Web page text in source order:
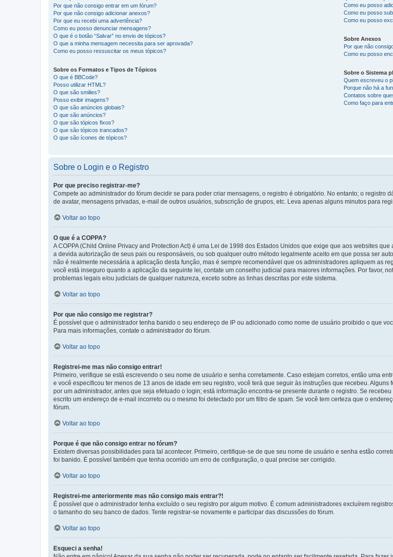
Por que não consigo entrar em um fórum?
Por que não consigo adicionar anexos?
Por que eu recebi uma advertência?
Como eu posso denunciar mensagens?
O que é o botão “Salvar” no envio de tópicos?
O que a minha mensagem necessita para ser aprovada?
Como eu posso ressuscitar os meus tópicos?
Sobre os Formatos e Tipos de Tópicos
O que é BBCode?
Posso utilizar HTML?
O que são smilies?
Posso exibir imagens?
O que são anúncios globais?
O que são anúncios?
O que são tópicos fixos?
O que são tópicos trancados?
O que são ícones de tópicos?
Como eu posso
Como eu posso
Como eu posso
Sobre Anexos
Por que não
Como eu posso
Sobre o Sistema
Quem escreveu o
Porque não há a
Contatos sobre
Como faço para
Sobre o Login e o Registro
Por que preciso registrar-me?
Compete ao administrador do fórum decidir se para poder criar mensagens, o registro é obrigatório. No entanto; o
de avatar, mensagens privadas, e-mail de outros usuários, subscrição de grupos, etc. Leva apenas alguns minutos para
Voltar ao topo
O que é a COPPA?
A COPPA (Child Online Privacy and Protection Act) é uma Lei de 1998 dos Estados Unidos que exige que aos websites
a devida autorização de seus pais ou responsáveis, ou sob qualquer outro método legalmente aceito em que possa ser
não é realmente necessária a aplicação desta função, mas é sempre recomendável que os administradores apliquem as
você está inseguro quanto a aplicação da seguinte lei, contate um conselho judicial para maiores informações. Por favor,
problemas legais e/ou judiciais de qualquer natureza, exceto sobre as linhas descritas por este sistema.
Voltar ao topo
Por que não consigo me registrar?
É possível que o administrador tenha banido o seu endereço de IP ou adicionado como nome de usuário proibido o que
Para mais informações, contate o administrador do fórum.
Voltar ao topo
Registrei-me mas não consigo entrar!
Primeiro, verifique se está escrevendo o seu nome de usuário e senha corretamente. Caso estejam corretos, então uma
e você especificou ter menos de 13 anos de idade em seu registro, você terá que seguir às instruções que recebeu.
por um administrador, antes que seja efetuado o login; está informação encontra-se presente durante o registro. Se
escrito um endereço de e-mail incorreto ou o mesmo foi detectado por um filtro de spam. Se você tem certeza que o
fórum.
Voltar ao topo
Porque é que não consigo entrar no fórum?
Existem diversas possibilidades para tal acontecer. Primeiro, certifique-se de que seu nome de usuário e senha estão
foi banido. É possível também que tenha ocorrido um erro de configuração, o qual precise ser corrigido.
Voltar ao topo
Registrei-me anteriormente mas não consigo mais entrar?!
É possível que o administrador tenha excluído o seu registro por algum motivo. É comum administradores excluírem
o tamanho do seu banco de dados. Tente registrar-se novamente e participar das discussões do fórum.
Voltar ao topo
Esqueci a senha!